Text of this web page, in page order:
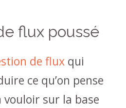
flux poussé
de fluxqui
ce qu’on pense
vouloir sur la base